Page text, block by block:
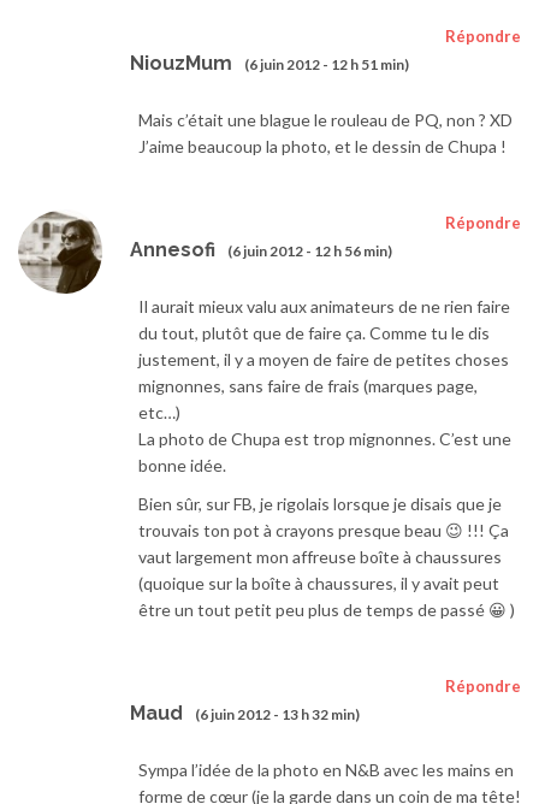
NiouzMum (6 juin 2012 - 12 h 51 min)
Répondre
Mais c’était une blague le rouleau de PQ, non ? XD
J’aime beaucoup la photo, et le dessin de Chupa !
Annesofi (6 juin 2012 - 12 h 56 min)
Répondre
Il aurait mieux valu aux animateurs de ne rien faire
du tout, plutôt que de faire ça. Comme tu le dis
justement, il y a moyen de faire de petites choses
mignonnes, sans faire de frais (marques page,
etc…)
La photo de Chupa est trop mignonnes. C’est une
bonne idée.
Bien sûr, sur FB, je rigolais lorsque je disais que je
trouvais ton pot à crayons presque beau 😉 !!! Ça
vaut largement mon affreuse boîte à chaussures
(quoique sur la boîte à chaussures, il y avait peut
être un tout petit peu plus de temps de passé 😀 )
Maud (6 juin 2012 - 13 h 32 min)
Répondre
Sympa l’idée de la photo en N&B avec les mains en
forme de cœur (je la garde dans un coin de ma tête!